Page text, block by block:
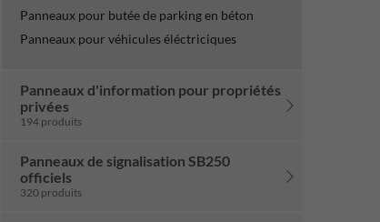
Panneaux pour butée de parking en béton
Panneaux pour véhicules éléctriciques
Panneaux d'information pour propriétés
privées
194 produits
Panneaux de signalisation SB250
officiels
320 produits